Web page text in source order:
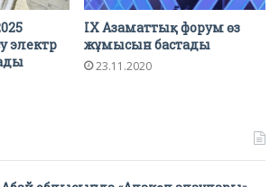
электр
IX Азаматтық форум өз
жұмысын бастады
23.11.2020